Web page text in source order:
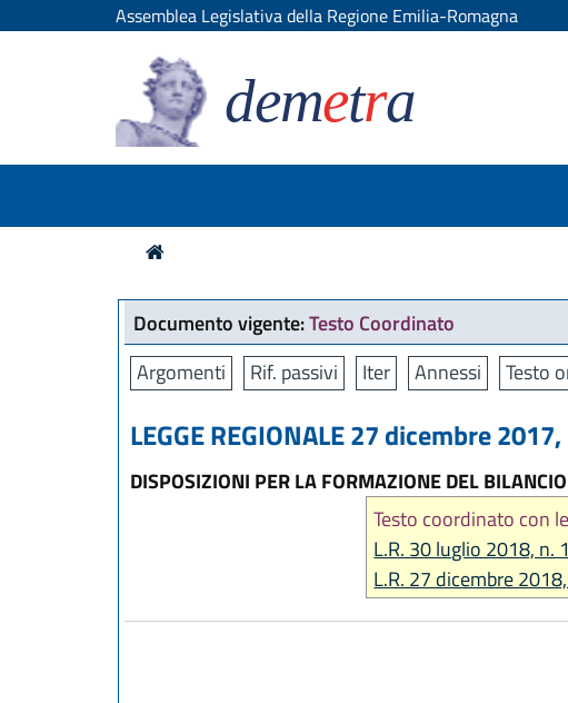
Assemblea Legislativa della Regione Emilia-Romagna
demetra
Documento vigente:Testo Coordinato
Argomenti
Rif. passivi Iter Annessi Testo
LEGGE REGIONALE 27 dicembre
DISPOSIZIONI PER LA FORMAZIONE DEL
Testo coordinato con
L.R. 30 luglio 2018, n.
L.R. 27 dicembre